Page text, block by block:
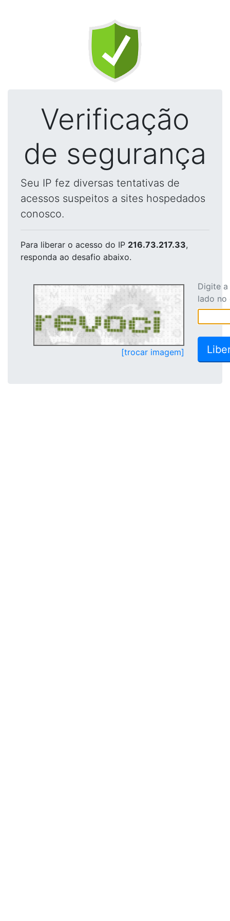
Verificação
de segurança
Seu IP fez diversas tentativas de
acessos suspeitos a sites hospedados
conosco.
Para liberar o acesso do IP 216.73.217.33,
responda ao desafio abaixo.
[trocar imagem]
Digite
lado no